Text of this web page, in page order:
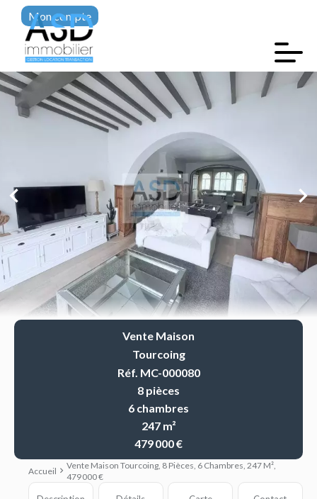
Mon compte
Vente Maison
Tourcoing
Réf. MC-000080
8 pièces
6 chambres
247 m²
479 000 €
Accueil
Vente Maison Tourcoing, 8 Pièces, 6 Chambres, 247 M²,
479 000 €